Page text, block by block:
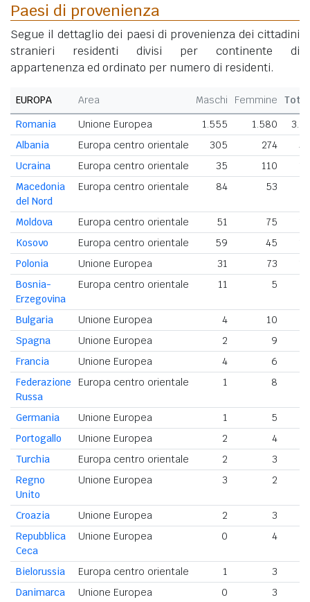
Paesi di provenienza
Segue il dettaglio dei paesi di provenienza dei cittadini
stranieri residenti divisi per continente di
appartenenza ed ordinato per numero di residenti.
EUROPA Area Maschi Femmine
Romania
Unione Europea 1.555 1.580
Albania
Europa centro orientale 305 274
Ucraina
Europa centro orientale 35 110
Macedonia
del Nord
Europa centro orientale 84 53
Moldova Europa centro orientale 51 75
Kosovo
Europa centro orientale 59 45
Polonia
Unione Europea 31 73
Bosnia-
Erzegovina
Europa centro orientale 11 5
Bulgaria Unione Europea 4 10
Spagna
Unione Europea 2 9
Francia
Unione Europea 4 6
Federazione
Russa
Europa centro orientale 1 8
Germania Unione Europea 1 5
Portogallo
Unione Europea 2 4
Turchia
Europa centro orientale 2 3
Regno
Unito
Unione Europea 3 2
Croazia Unione Europea 2 3
Repubblica
Ceca
Unione Europea 0 4
Bielorussia Europa centro orientale 1
3
Danimarca
Unione Europea 0 3